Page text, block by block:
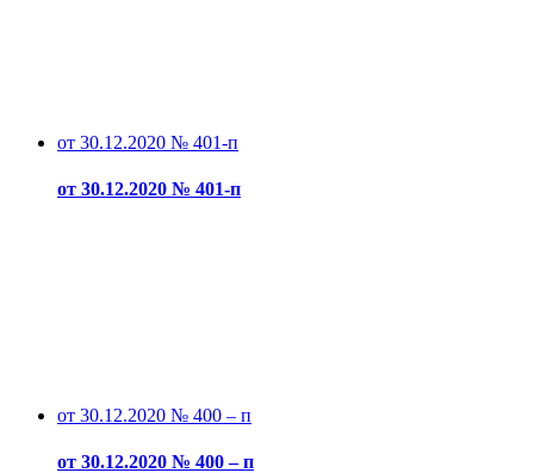
от 30.12.2020 № 401-п
от 30.12.2020 № 401-п
от 30.12.2020 № 400 – п
от 30.12.2020 № 400 – п